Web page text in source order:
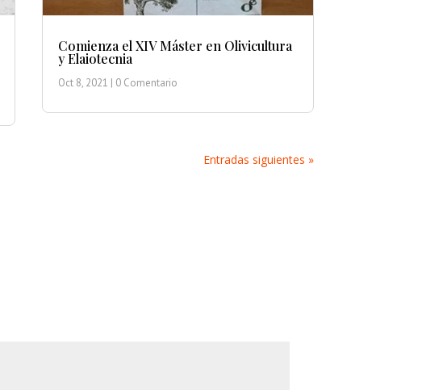
Comienza el XIV Máster en Olivicultura
y Elaiotecnia
Oct 8, 2021 | 0 Comentario
Entradas siguientes »